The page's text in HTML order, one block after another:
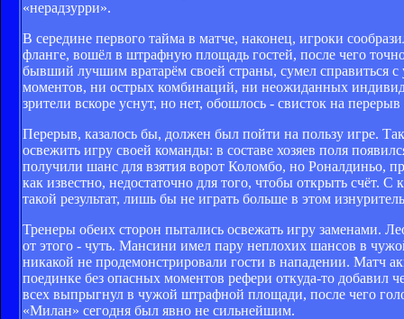
«нерадзурри».
В середине первого тайма в матче, наконец, игроки
фланге, вошёл в штрафную площадь гостей, после чего
бывший лучшим вратарём своей страны, сумел справиться
моментов, ни острых комбинаций, ни неожиданных
зрители вскоре уснут, но нет, обошлось - свисток на
Перерыв, казалось бы, должен был пойти на пользу игре.
освежить игру своей команды: в составе хозяев поля
получили шанс для взятия ворот Коломбо, но Роналдиньо,
как известно, недостаточно для того, чтобы открыть счёт.
такой результат, лишь бы не играть больше в этом
Тренеры обеих сторон пытались освежать игру заменами.
от этого - чуть. Мансини имел пару неплохих шансов в
никакой не продемонстрировали гости в нападении. Матч
поединке без опасных моментов рефери откуда-то
всех выпрыгнул в чужой штрафной площади, после чего
«Милан» сегодня был явно не сильнейшим.